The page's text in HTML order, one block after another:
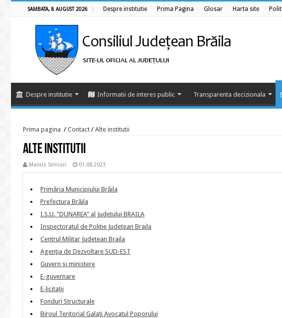
SAMBATA, 8 AUGUST 2026 Despre institutie Prima Pagina Glosar Harta site
Despre institutie Informatii de interes public Transparenta decizionala
Prima pagina / Contact / Alte institutii
Alte institutii
Marius Simion 01.08.2023
Primăria Municipiului Brăila
Prefectura Brăila
I.S.U. "DUNAREA" al Judetului BRAILA
Inspectoratul de Politie Judetean Braila
Centrul Militar Judetean Braila
Agenţia de Dezvoltare SUD-EST
Guvern şi ministere
E-guvernare
E-licitaţii
Fonduri Structurale
Biroul Teritorial Galaţi Avocatul Poporului